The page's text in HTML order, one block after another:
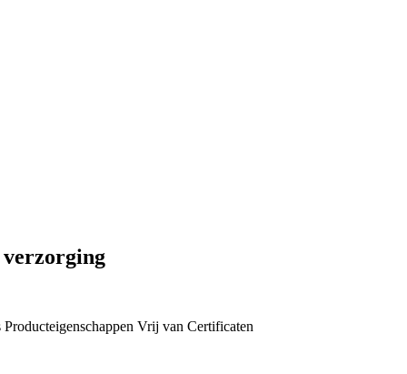
verzorging
Producteigenschappen Vrij van Certificaten